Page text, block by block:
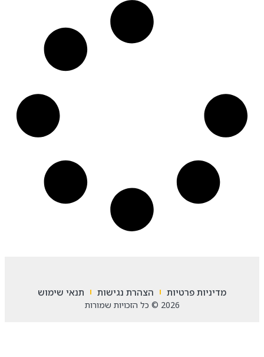
מדיניות פרטיות הצהרת נגישות תנאי שימוש
2026 © כל הזכויות שמורות